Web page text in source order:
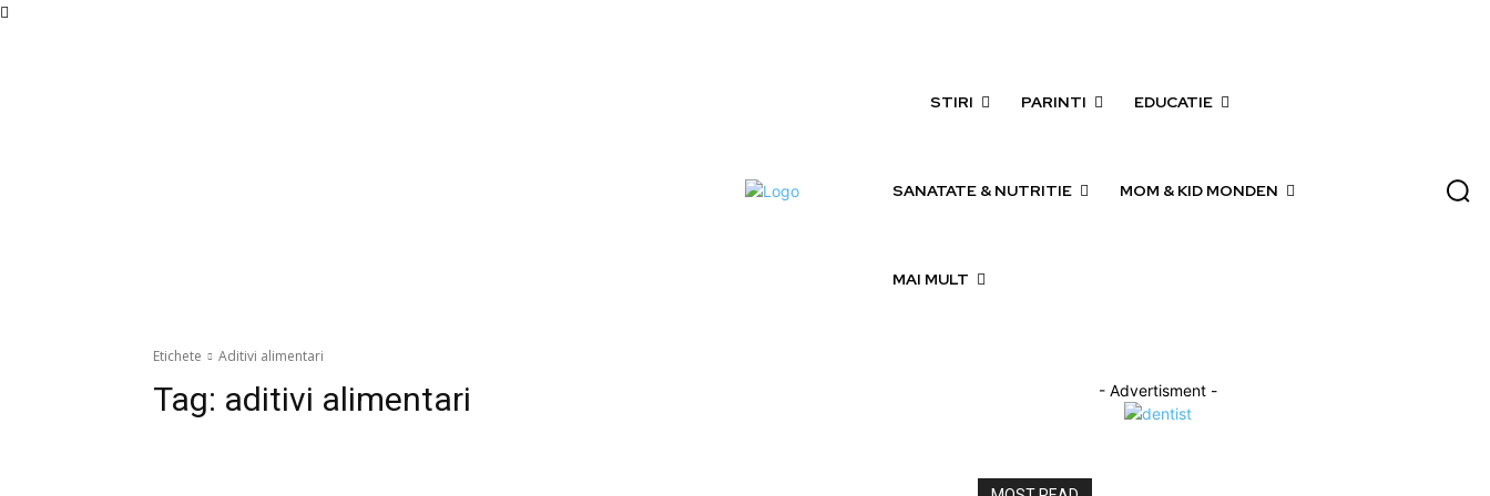
STIRI PARINTI EDUCATIE
SANATATE & NUTRITIE MOM & KID MONDEN
MAI MULT
Etichete Aditivi alimentari
Tag: aditivi alimentari - Advertisment -